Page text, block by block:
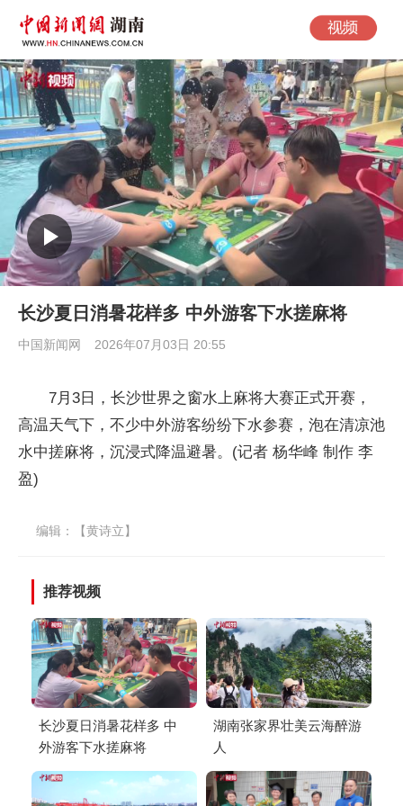
长沙夏日消暑花样多 中外游客下水搓麻将
中国新闻网 2026年07月03日 20:55
7月3日，长沙世界之窗水上麻将大赛正式开赛，
高温天气下，不少中外游客纷纷下水参赛，泡在清凉池
水中搓麻将，沉浸式降温避暑。(记者 杨华峰 制作 李
盈)
编辑：【黄诗立】
推荐视频
长沙夏日消暑花样多 中
外游客下水搓麻将
湖南张家界壮美云海醉游
人